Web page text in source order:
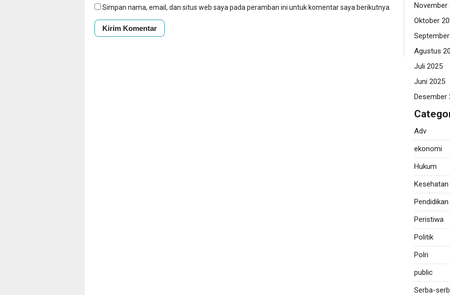
Simpan nama, email, dan situs web saya pada peramban ini untuk komentar saya berikutnya.
November
Oktober
Agustus
Juli 2025
Juni 2025
Desember
Adv
ekonomi
Hukum
Kesehatan
Pendidikan
Peristiwa
Politik
Polri
public
Serba-